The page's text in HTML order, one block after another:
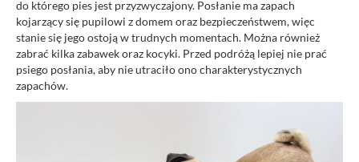
do którego pies jest przyzwyczajony. Posłanie ma zapach
kojarzący się pupilowi z domem oraz bezpieczeństwem, więc
stanie się jego ostoją w trudnych momentach. Można również
zabrać kilka zabawek oraz kocyki. Przed podróżą lepiej nie prać
psiego posłania, aby nie utraciło ono charakterystycznych
zapachów.